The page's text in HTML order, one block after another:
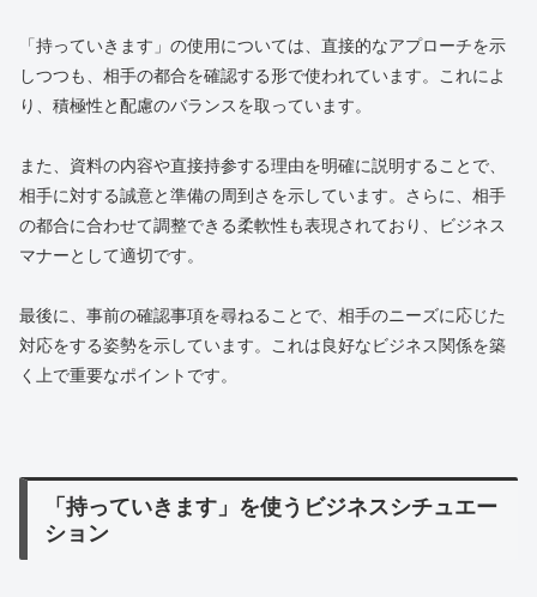
「持っていきます」の使用については、直接的なアプローチを示
しつつも、相手の都合を確認する形で使われています。これによ
り、積極性と配慮のバランスを取っています。
また、資料の内容や直接持参する理由を明確に説明することで、
相手に対する誠意と準備の周到さを示しています。さらに、相手
の都合に合わせて調整できる柔軟性も表現されており、ビジネス
マナーとして適切です。
最後に、事前の確認事項を尋ねることで、相手のニーズに応じた
対応をする姿勢を示しています。これは良好なビジネス関係を築
く上で重要なポイントです。
「持っていきます」を使うビジネスシチュエー
ション